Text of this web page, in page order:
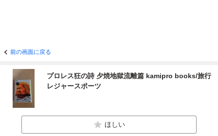
前の画面に戻る
プロレス狂の詩 夕焼地獄流離篇 kamipro books/旅行
レジャースポーツ
ほしい